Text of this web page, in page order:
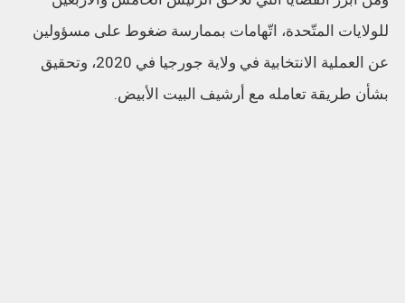
للولايات المتّحدة، اتّهامات بممارسة ضغوط على مسؤولين
عن العملية الانتخابية في ولاية جورجيا في 2020، وتحقيق
بشأن طريقة تعامله مع أرشيف البيت الأبيض.